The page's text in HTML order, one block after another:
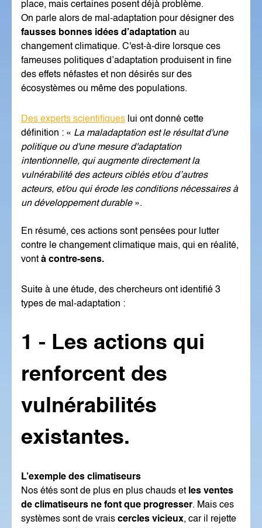
place, mais certaines posent déjà problème.
On parle alors de mal-adaptation pour désigner des
fausses bonnes idées d’adaptation au
changement climatique. C'est-à-dire lorsque ces
fameuses politiques d’adaptation produisent in fine
des effets néfastes et non désirés sur des
écosystèmes ou même des populations.
Des experts scientifiques lui ont donné cette
définition : « La maladaptation est le résultat d'une
politique ou d'une mesure d'adaptation
intentionnelle, qui augmente directement la
vulnérabilité des acteurs ciblés et/ou d’autres
acteurs, et/ou qui érode les conditions nécessaires à
un développement durable».
En résumé, ces actions sont pensées pour lutter
contre le changement climatique mais, qui en réalité,
vont à contre-sens.
Suite à une étude, des chercheurs ont identifié 3
types de mal-adaptation :
1 - Les actions qui
renforcent des
vulnérabilités
existantes.
L’exemple des climatiseurs
Nos étés sont de plus en plus chauds et les ventes
de climatiseurs ne font que progresser. Mais ces
systèmes sont de vrais cercles vicieux, car il rejette